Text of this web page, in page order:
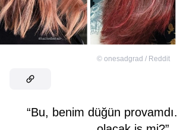
© onesadgrad / Reddit
“Bu, benim düğün